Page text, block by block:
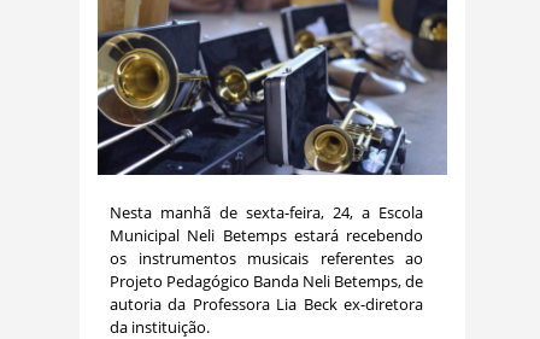
Nesta manhã de sexta-feira, 24, a Escola
Municipal Neli Betemps estará recebendo
os instrumentos musicais referentes ao
Projeto Pedagógico Banda Neli Betemps, de
autoria da Professora Lia Beck ex-diretora
da instituição.